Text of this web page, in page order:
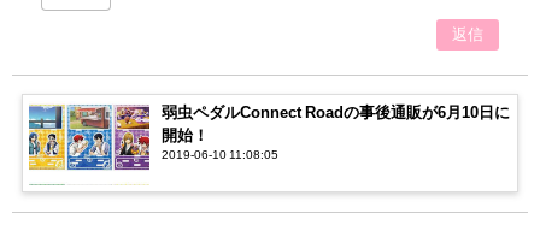
返信
弱虫ペダルConnect Roadの事後通販が6月10日に
開始！
2019-06-10 11:08:05